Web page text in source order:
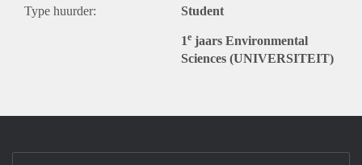
Type huurder: Student
1e jaars Environmental
Sciences (UNIVERSITEIT)